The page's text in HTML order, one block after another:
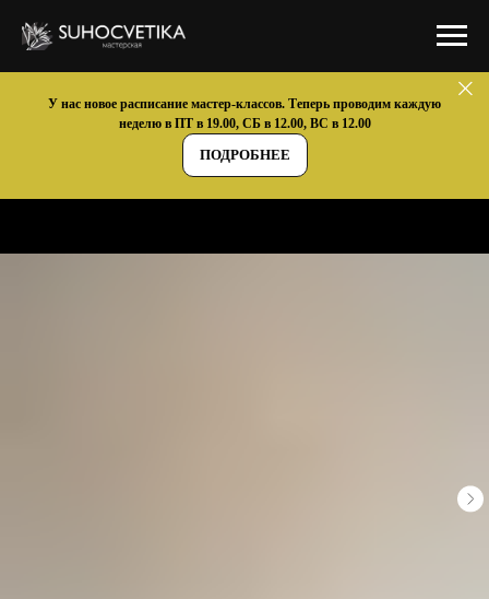
У нас новое расписание мастер-классов. Теперь проводим каждую
неделю в ПТ в 19.00, СБ в 12.00, ВС в 12.00
ПОДРОБНЕЕ